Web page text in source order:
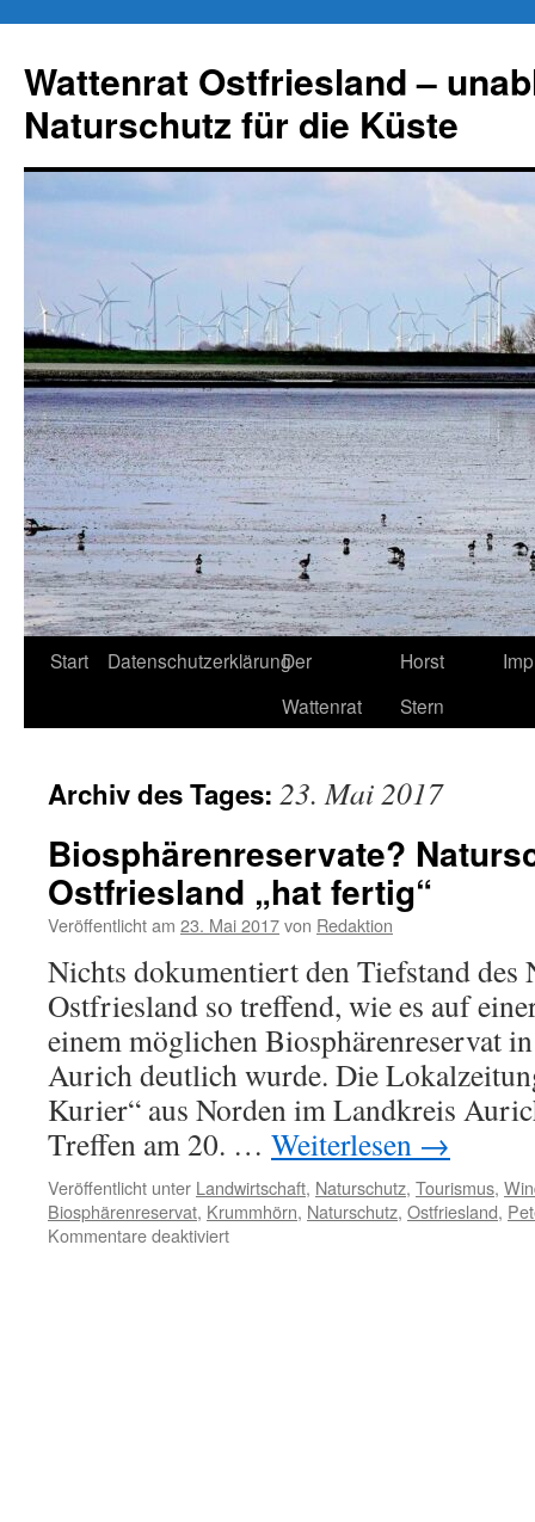
springen
Wattenrat Ostfriesland –
Naturschutz für die Küste
Start DatenschutzerklärungDer
Wattenrat
Horst
Stern
Archiv des Tages: 23. Mai 2017
Biosphärenreservate?
Ostfriesland „hat fertig“
Veröffentlicht am 23. Mai 2017von Redaktion
Nichts dokumentiert den Tiefstand des
Ostfriesland so treffend, wie es auf
einem möglichen Biosphärenreservat
Aurich deutlich wurde. Die
Kurier“ aus Norden im Landkreis
Treffen am 20. … Weiterlesen →
Veröffentlicht unter Landwirtschaft, Naturschutz, Tourismus,
Biosphärenreservat, Krummhörn, Naturschutz, Ostfriesland,
Kommentare deaktiviertfür